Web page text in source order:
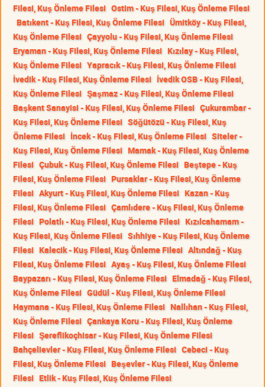
Filesi, Kuş Önleme Filesi Ostim - Kuş Filesi, Kuş Önleme Filesi
Batıkent - Kuş Filesi, Kuş Önleme Filesi Ümitköy - Kuş Filesi,
Kuş Önleme Filesi Çayyolu - Kuş Filesi, Kuş Önleme Filesi
Eryaman - Kuş Filesi, Kuş Önleme Filesi Kızılay - Kuş Filesi,
Kuş Önleme Filesi Yapracık - Kuş Filesi, Kuş Önleme Filesi
İvedik - Kuş Filesi, Kuş Önleme Filesi İvedik OSB - Kuş Filesi,
Kuş Önleme Filesi Şaşmaz - Kuş Filesi, Kuş Önleme Filesi
Başkent Sanayisi - Kuş Filesi, Kuş Önleme Filesi Çukurambar -
Kuş Filesi, Kuş Önleme Filesi Söğütözü - Kuş Filesi, Kuş
Önleme Filesi İncek - Kuş Filesi, Kuş Önleme Filesi Siteler -
Kuş Filesi, Kuş Önleme Filesi Mamak - Kuş Filesi, Kuş Önleme
Filesi Çubuk - Kuş Filesi, Kuş Önleme Filesi Beştepe - Kuş
Filesi, Kuş Önleme Filesi Pursaklar - Kuş Filesi, Kuş Önleme
Filesi Akyurt - Kuş Filesi, Kuş Önleme Filesi Kazan - Kuş
Filesi, Kuş Önleme Filesi Çamlıdere - Kuş Filesi, Kuş Önleme
Filesi Polatlı - Kuş Filesi, Kuş Önleme Filesi Kızılcahamam -
Kuş Filesi, Kuş Önleme Filesi Sıhhiye - Kuş Filesi, Kuş Önleme
Filesi Kalecik - Kuş Filesi, Kuş Önleme Filesi Altındağ - Kuş
Filesi, Kuş Önleme Filesi Ayaş - Kuş Filesi, Kuş Önleme Filesi
Baypazarı - Kuş Filesi, Kuş Önleme Filesi Elmadağ - Kuş Filesi,
Kuş Önleme Filesi Güdül - Kuş Filesi, Kuş Önleme Filesi
Haymana - Kuş Filesi, Kuş Önleme Filesi Nallıhan - Kuş Filesi,
Kuş Önleme Filesi Çankaya Koru - Kuş Filesi, Kuş Önleme
Filesi Şereflikoçhisar - Kuş Filesi, Kuş Önleme Filesi
Bahçelievler - Kuş Filesi, Kuş Önleme Filesi Cebeci - Kuş
Filesi, Kuş Önleme Filesi Beşevler - Kuş Filesi, Kuş Önleme
Filesi Etlik - Kuş Filesi, Kuş Önleme Filesi